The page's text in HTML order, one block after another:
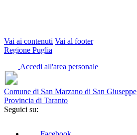
Vai ai contenuti Vai al footer
Regione Puglia
Accedi all'area personale
Comune di San Marzano di San Giuseppe
Provincia di Taranto
Seguici su: